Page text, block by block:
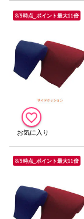
8/9時点_ポイント最大11倍
8/9時点_ポイント最大11倍